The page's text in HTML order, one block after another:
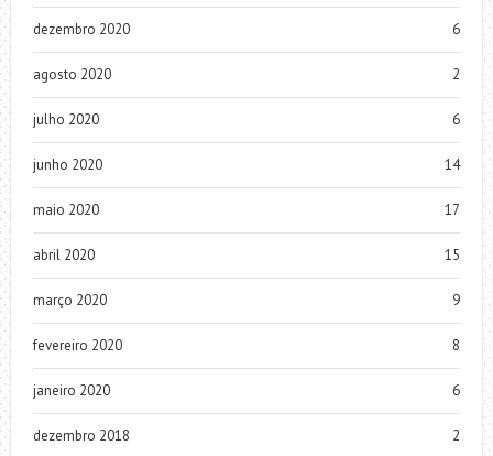
dezembro 2020 6
agosto 2020 2
julho 2020 6
junho 2020 14
maio 2020 17
abril 2020 15
março 2020 9
fevereiro 2020 8
janeiro 2020 6
dezembro 2018 2